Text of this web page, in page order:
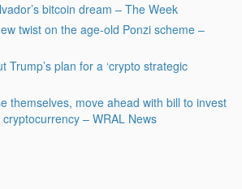
bitcoin dream – The Week
twist on the age-old Ponzi scheme –
Trump’s plan for a ‘crypto strategic
themselves, move ahead with bill to invest
– WRAL News